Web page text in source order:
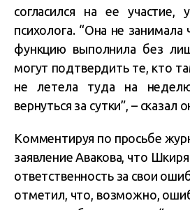
согласился на ее участие,
психолога. “Она не
функцию выполнила без
могут подтвердить те, кто
не летела туда на
вернуться за сутки”, – сказал
Комментируя по просьбе
заявление Авакова, что
ответственность за свои
отметил, что, возможно,